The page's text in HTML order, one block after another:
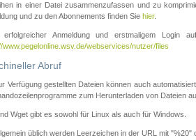
in einer Datei zusammenzufassen und zu
und zu den Abonnements finden Sie hier.
erfolgreicher Anmeldung und erstmaligem Login
www.pegelonline.wsv.de/webservices/nutzer/files
Abruf
Verfügung gestellten Dateien können auch
zum Herunterladen von Dateien
Wget gibt es sowohl für Linux als auch für Windows.
üblich werden Leerzeichen in der URL mit